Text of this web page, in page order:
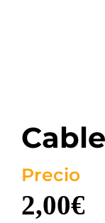
Precio
2,00€